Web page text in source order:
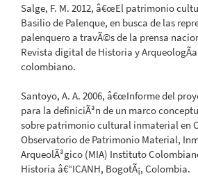
Salge, F. M. 2012, â€œEl patrimonio
Basilio de Palenque, en busca de las
palenquero a travÃ©s de la prensa
Revista digital de Historia y
colombiano.
Santoyo, A. A. 2006, â€œInforme del
para la definiciÃ³n de un marco
sobre patrimonio cultural inmaterial en
Observatorio de Patrimonio Material,
ArqueolÃ³gico (MIA) Instituto
Historia â€“ICANH, BogotÃ¡, Colombia.